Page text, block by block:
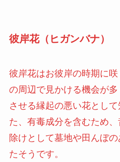
彼岸花（ヒガンバナ）
彼岸花はお彼岸の時期に
の周辺で見かける機会が
させる縁起の悪い花とし
た、有毒成分を含むため
除けとして墓地や田んぼ
たそうです。